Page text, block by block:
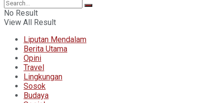
No Result
View All Result
Liputan Mendalam
Berita Utama
Opini
Travel
Lingkungan
Sosok
Budaya